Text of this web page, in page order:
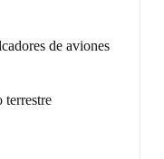
de aviones
terrestre